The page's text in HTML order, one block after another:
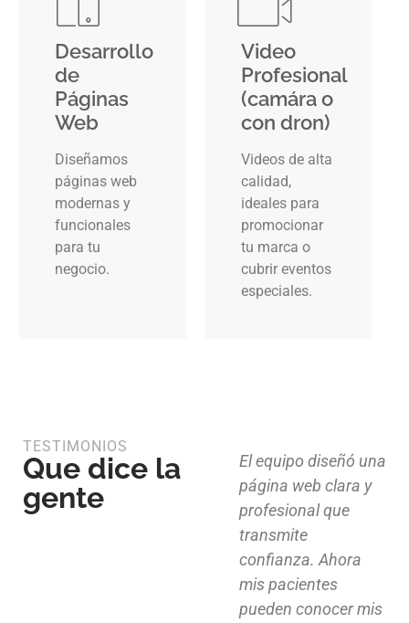
Desarrollo
de
Páginas
Web
Diseñamos
páginas web
modernas y
funcionales
para tu
negocio.
Video
Profesional
(camára o
con dron)
Videos de alta
calidad,
ideales para
promocionar
tu marca o
cubrir eventos
especiales.
TESTIMONIOS
Que dice la
gente
Diseño limpio,
estructura funcional
y atención al detalle.
El equipo diseñó una
página web clara y
profesional que
transmite
confianza. Ahora
mis pacientes
pueden conocer mis